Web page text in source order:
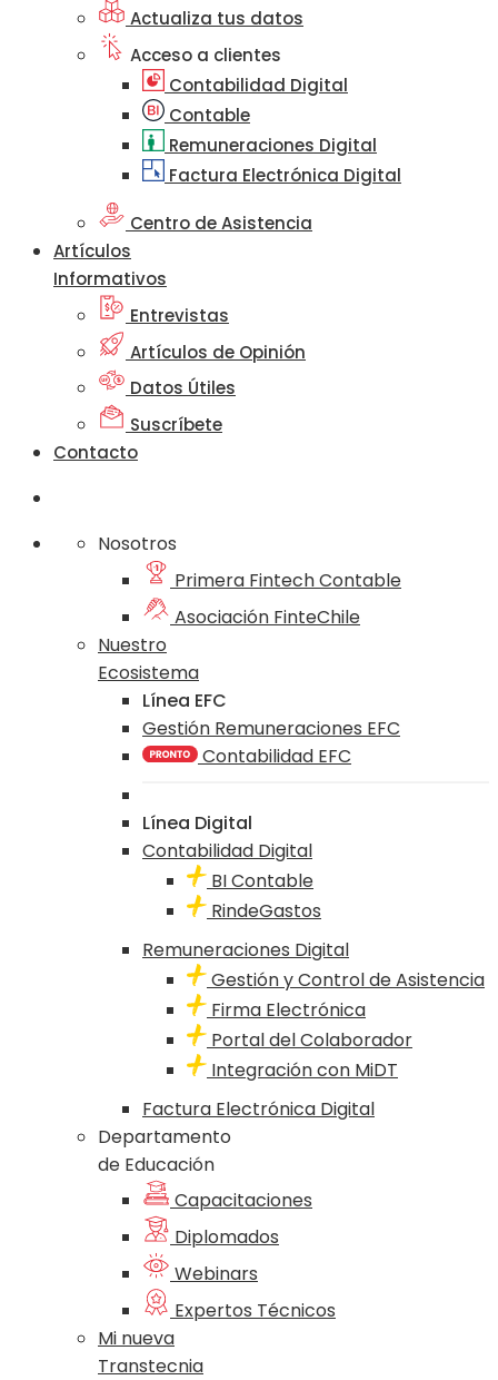
Actualiza tus datos
Acceso a clientes
Contabilidad Digital
Contable
Remuneraciones Digital
Factura Electrónica Digital
Centro de Asistencia
Artículos
Informativos
Entrevistas
Artículos de Opinión
Datos Útiles
Suscríbete
Contacto
Nosotros
Primera Fintech Contable
Asociación FinteChile
Nuestro
Ecosistema
Línea EFC
Gestión Remuneraciones EFC
Contabilidad EFC
Línea Digital
Contabilidad Digital
BI Contable
RindeGastos
Remuneraciones Digital
Gestión y Control de Asistencia
Firma Electrónica
Portal del Colaborador
Integración con MiDT
Factura Electrónica Digital
Departamento
de Educación
Capacitaciones
Diplomados
Webinars
Expertos Técnicos
Mi nueva
Transtecnia